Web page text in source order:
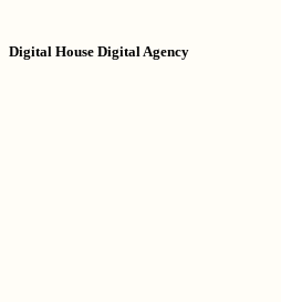
Digital House Digital Agency